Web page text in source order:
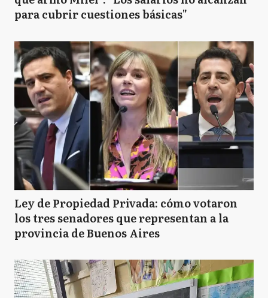
para cubrir cuestiones básicas"
Ley de Propiedad Privada: cómo votaron
los tres senadores que representan a la
provincia de Buenos Aires